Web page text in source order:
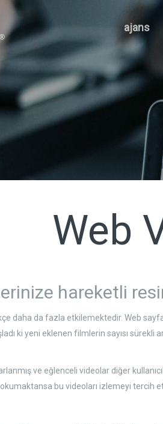
ajans
Web
hareketli
daha da fazla etkilemektedir. Web
ki yeni eklenen filmlerin sayısı
ve eğlenceli videolar diğer
bu videoları izlemeyi tercih